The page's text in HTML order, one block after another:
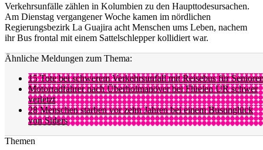
Verkehrsunfälle zählen in Kolumbien zu den Haupttodesursachen.
Am Dienstag vergangener Woche kamen im nördlichen
Regierungsbezirk La Guajira acht Menschen ums Leben, nachem
ihr Bus frontal mit einem Sattelschlepper kollidiert war.
Ähnliche Meldungen zum Thema:
15 Tote bei schwerem Verkehrsunfall mit Reisebus für
Motorradfahrer nach Überholmanöver bei Flüelen UR schwer
verletzt
28 Menschen starben vor zehn Jahren bei einem Busunglück
von Siders
Themen